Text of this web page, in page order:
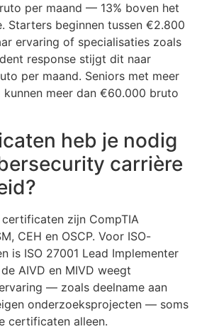
per maand — 13% boven het
Starters beginnen tussen €2.800
ervaring of specialisaties zoals
response stijgt dit naar
per maand. Seniors met meer
meer dan €60.000 bruto
heb je nodig
carrière
zijn CompTIA
CEH en OSCP. Voor ISO-
is ISO 27001 Lead Implementer
AIVD en MIVD weegt
— zoals deelname aan
onderzoeksprojecten — soms
certificaten alleen.